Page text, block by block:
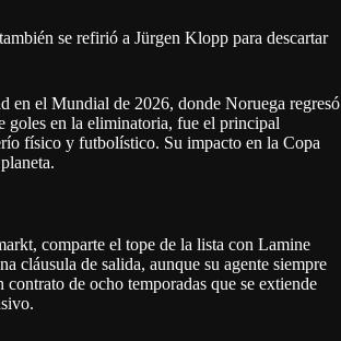
se refirió a Jürgen Klopp para descartar
en el Mundial de 2026, donde Noruega regresó
goles en la eliminatoria, fue el principal
físico y futbolístico. Su impacto en la Copa
comparte el tope de la lista con Lamine
cláusula de salida, aunque su agente siempre
de ocho temporadas que se extiende